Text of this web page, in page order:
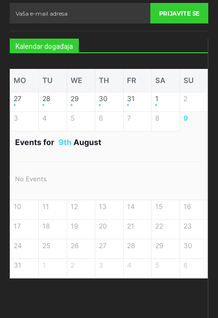
PRIJAVITE SE
Kalendar događaja
MO TU WE TH FR SA SU
27 28 29 30 31 1 2
3 4 5 6 7 8 9
Events for 9th August
No Events
10 11 12 13 14 15 16
17 18 19 20 21 22 23
24 25 26 27 28 29 30
31 1 2 3 4 5 6